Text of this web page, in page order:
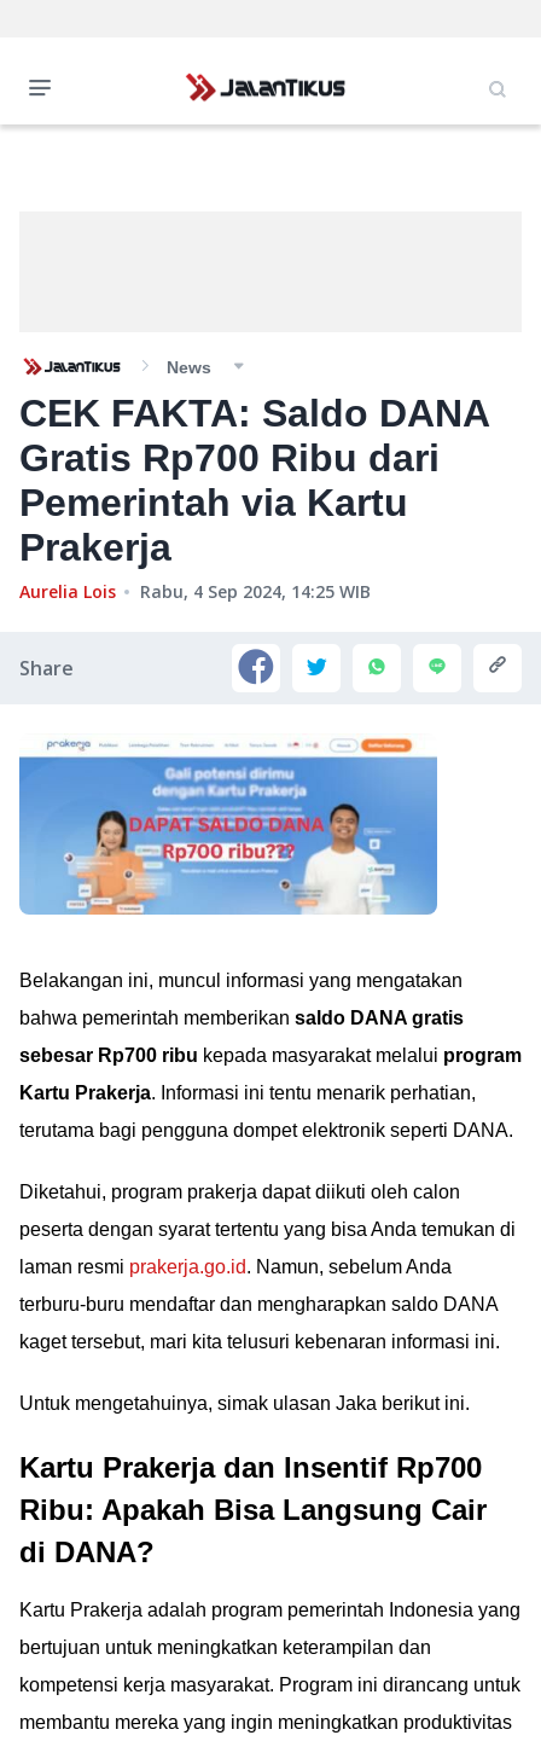
News
CEK FAKTA: Saldo DANA
Gratis Rp700 Ribu dari
Pemerintah via Kartu
Prakerja
Aurelia Lois Rabu, 4 Sep 2024, 14:25 WIB
Share
Belakangan ini, muncul informasi yang mengatakan
bahwa pemerintah memberikan saldo DANA gratis
sebesar Rp700 ribu kepada masyarakat melalui program
Kartu Prakerja. Informasi ini tentu menarik perhatian,
terutama bagi pengguna dompet elektronik seperti DANA.
Diketahui, program prakerja dapat diikuti oleh calon
peserta dengan syarat tertentu yang bisa Anda temukan di
laman resmi prakerja.go.id. Namun, sebelum Anda
terburu-buru mendaftar dan mengharapkan saldo DANA
kaget tersebut, mari kita telusuri kebenaran informasi ini.
Untuk mengetahuinya, simak ulasan Jaka berikut ini.
Kartu Prakerja dan Insentif Rp700
Ribu: Apakah Bisa Langsung Cair
di DANA?
Kartu Prakerja adalah program pemerintah Indonesia yang
bertujuan untuk meningkatkan keterampilan dan
kompetensi kerja masyarakat. Program ini dirancang untuk
membantu mereka yang ingin meningkatkan produktivitas